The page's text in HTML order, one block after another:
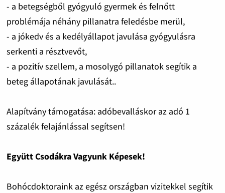
- a betegségből gyógyuló gyermek és felnőtt
problémája néhány pillanatra feledésbe merül,
- a jókedv és a kedélyállapot javulása gyógyulásra
serkenti a résztvevőt,
- a pozitív szellem, a mosolygó pillanatok segítik a
beteg állapotának javulását..
Alapítvány támogatása: adóbevalláskor az adó 1
százalék felajánlással segítsen!
Együtt Csodákra Vagyunk Képesek!
Bohócdoktoraink az egész országban vizitekkel segítik